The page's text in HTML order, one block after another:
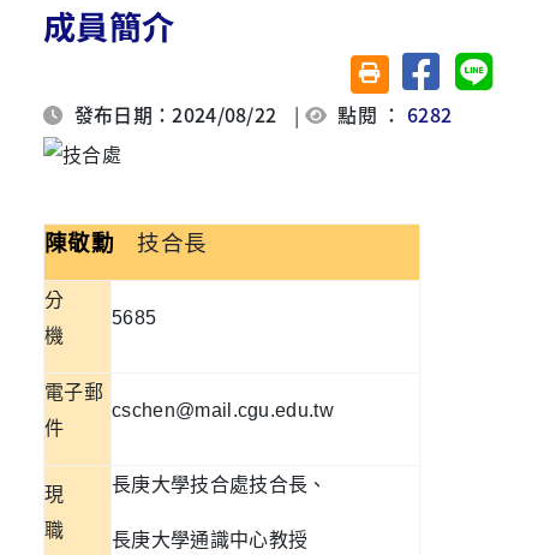
成員簡介
友善列印(另開視窗)
分享至臉書分享
發布日期：2024/08/22 | 點閱 ：6282
陳敬勳 技合長
分
機
5685
電子郵
件
cschen@mail.cgu.edu.tw
現
職
長庚大學技合處技合長、
長庚大學通識中心教授